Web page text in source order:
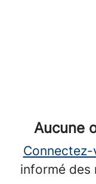
Aucune
informé des